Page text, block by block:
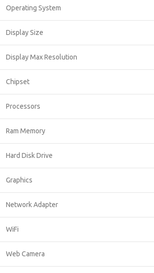
Operating System
Display Size
Display Max Resolution
Chipset
Processors
Ram Memory
Hard Disk Drive
Graphics
Network Adapter
WiFi
Web Camera